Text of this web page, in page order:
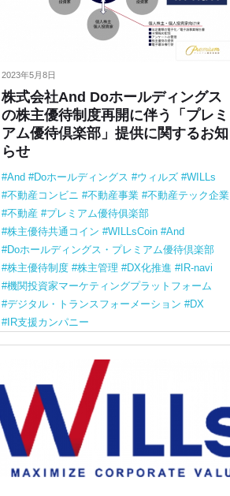
2023年5月8日
株式会社And Doホールディングス
の株主優待制度再開に伴う「プレミ
アム優待倶楽部」提供に関するお知
らせ
And Doホールディングス ウィルズ
WILLs
不動産コンビニ
不動産事業
不動産テック企業
不動産
プレミアム優待俱楽部
株主優待共通コイン
WILLsCoin
And
Doホールディングス・プレミアム優待倶楽部
株主優待制度
株主管理 DX化推進
IR-navi
機関投資家マーケティングプラットフォーム
デジタル・トランスフォーメーション
DX
IR支援カンパニー